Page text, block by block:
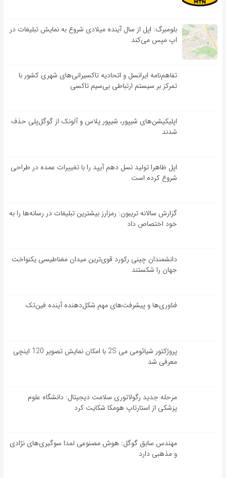
بلومبرگ: اپل از سال آینده میلادی شروع به نمایش تبلیغات در
اپ مپس می‌کند
تفاهم‌نامه‌ ایرانسل و اتحادیه تاکسیرانی‌های شهری کشور با
تمرکز بر سیستم ارتباطی بی‌سیم تاکسی
اپلیکیشن‌های شیپور، شیپور پلاس و آلونک از گوگل‌پلی حذف
شدند
اپل ظاهرا تولید نسل دهم آیپد را با تغییرات عمده در طراحی
شروع کرده است
گزارش سالانه تریبون: رمزارز بیشترین تبلیغات در رسانه‌ها را به
خود اختصاص داد
دانشمندان چینی رکورد قوی‌ترین میدان مغناطیسی یکنواخت
جهان را شکستند
فناوری‌ها و پیشرفت‌های مهم شکل‌دهنده آینده فین‌تک
پروژکتور شیائومی می 2S با امکان نمایش تصویر 120 اینچی
معرفی شد
مرحله جدید رگولاتوری سلامت دیجیتال: دانشگاه علوم
پزشکی از استارتاپ هومکا شکایت کرد
مهندس سابق گوگل: هوش مصنوعی لمدا سوگیری‌های نژادی
و مذهبی دارد